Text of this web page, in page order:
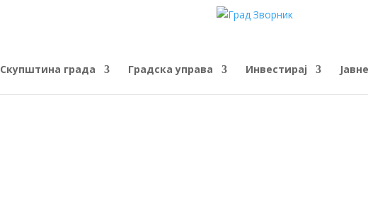
Скупштина града Градска управа Инвестирај